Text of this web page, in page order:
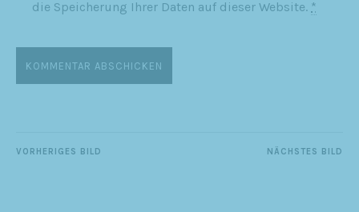
die Speicherung Ihrer Daten auf dieser Website. *
NÄCHSTES BILD
VORHERIGES BILD